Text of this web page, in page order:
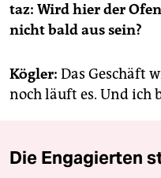
taz: Wird hier der
nicht bald aus sein?
Kögler: Das Geschäft
noch läuft es. Und ich
Die Engagierten